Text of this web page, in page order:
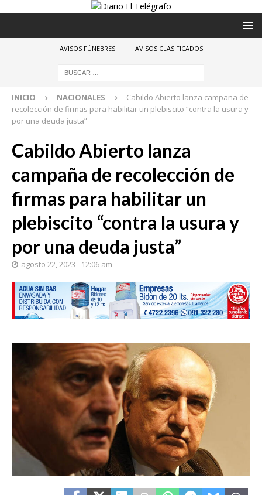
AVISOS FÚNEBRES AVISOS CLASIFICADOS
INICIO NACIONALES
Cabildo Abierto lanza campaña de
recolección de firmas para habilitar un plebiscito “contra la usura y
por una deuda justa”
Cabildo Abierto lanza
campaña de recolección de
firmas para habilitar un
plebiscito “contra la usura y
por una deuda justa”
agosto 22, 2023 - 12:06 am